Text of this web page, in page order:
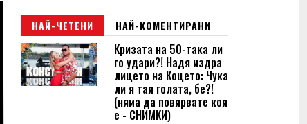
НАЙ-ЧЕТЕНИ НАЙ-КОМЕНТИРАНИ
Кризата на 50-така ли
го удари?! Надя издра
лицето на Коцето: Чука
ли я тая голата, бе?!
(няма да повярвате коя
е - СНИМКИ)